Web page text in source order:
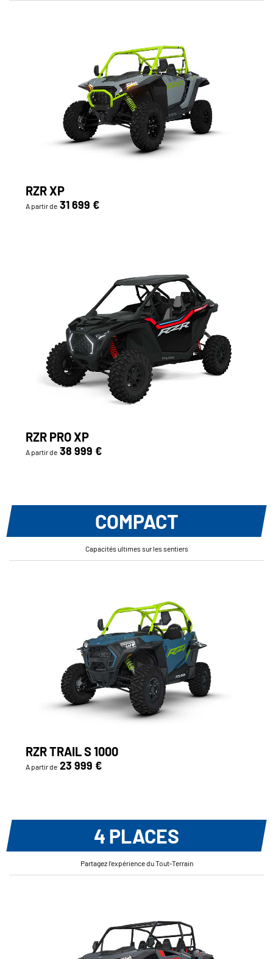
RZR XP
A partir de 31 699 €
RZR PRO XP
A partir de 38 999 €
COMPACT
Capacités ultimes sur les sentiers
RZR TRAIL S 1000
A partir de 23 999 €
4 PLACES
Partagez l’expérience du Tout-Terrain